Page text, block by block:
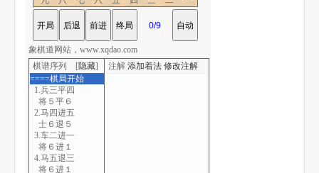
棋谱序列 [隐藏]
====棋局开始
1.兵三平四
将５平６
2.马四进五
士６退５
3.车二进一
将６进１
4.马五退三
将６进１
注解 添加着法 修改注解
象棋道网站，www.xqdao.com